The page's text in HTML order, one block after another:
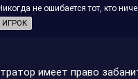
не ошибается тот, кто
ИГРОК
имеет право